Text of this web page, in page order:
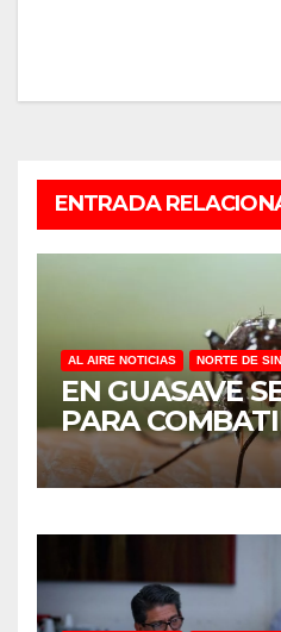
ENTRADA
AL AIRE NOTICIAS NORTE DE
EN GUASAVE
PARA